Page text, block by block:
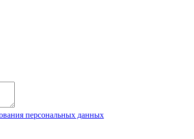
персональных данных